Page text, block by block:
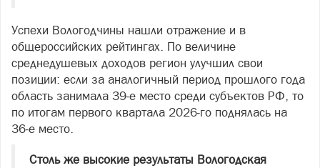
Успехи Вологодчины нашли отражение и в
общероссийских рейтингах. По величине
среднедушевых доходов регион улучшил свои
позиции: если за аналогичный период прошлого года
область занимала 39‑е место среди субъектов РФ, то
по итогам первого квартала 2026‑го поднялась на
36‑е место.
Столь же высокие результаты Вологодская